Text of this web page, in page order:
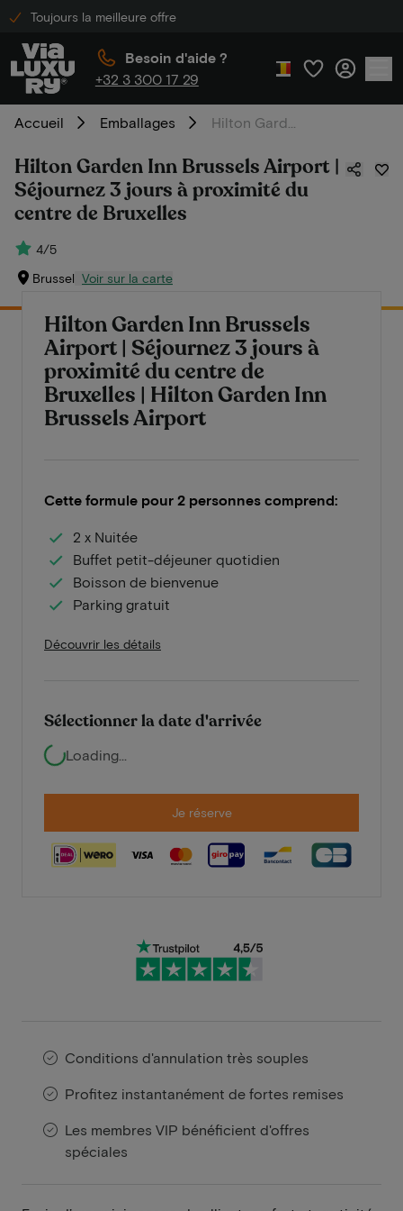
Toujours la meilleure offre
Besoin d'aide ?
+32 3 300 17 29
Accueil Emballages
Hilton Garden Inn Brussels Airport |
Séjournez 3 jours à proximité du
centre de Bruxelles
4/5
Brussel Voir sur la carte
Hilton Garden Inn Brussels
Airport | Séjournez 3 jours à
proximité du centre de
Bruxelles | Hilton Garden Inn
Brussels Airport
Cette formule pour 2 personnes comprend:
2 x Nuitée
Buffet petit-déjeuner quotidien
Boisson de bienvenue
Parking gratuit
Découvrir les détails
Sélectionner la date d'arrivée
Loading...
Je réserve
Conditions d'annulation très souples
Profitez instantanément de fortes remises
Les membres VIP bénéficient d'offres
spéciales